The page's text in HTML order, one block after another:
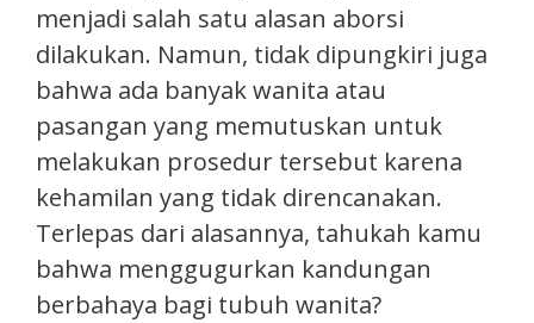
menjadi salah satu alasan aborsi
dilakukan. Namun, tidak dipungkiri juga
bahwa ada banyak wanita atau
pasangan yang memutuskan untuk
melakukan prosedur tersebut karena
kehamilan yang tidak direncanakan.
Terlepas dari alasannya, tahukah kamu
bahwa menggugurkan kandungan
berbahaya bagi tubuh wanita?